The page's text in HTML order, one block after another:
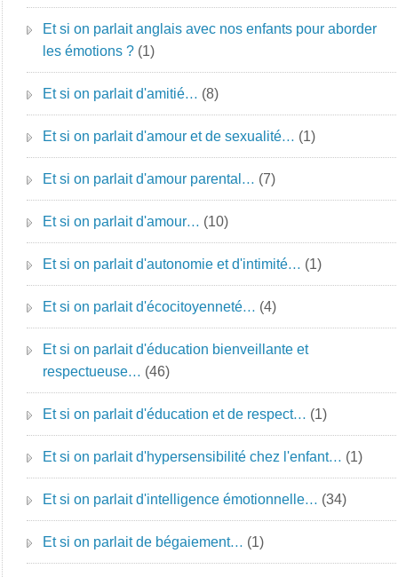
Et si on parlait anglais avec nos enfants pour aborder
les émotions ? (1)
Et si on parlait d'amitié… (8)
Et si on parlait d'amour et de sexualité… (1)
Et si on parlait d'amour parental… (7)
Et si on parlait d'amour… (10)
Et si on parlait d'autonomie et d'intimité… (1)
Et si on parlait d'écocitoyenneté… (4)
Et si on parlait d'éducation bienveillante et
respectueuse… (46)
Et si on parlait d'éducation et de respect… (1)
Et si on parlait d'hypersensibilité chez l'enfant… (1)
Et si on parlait d'intelligence émotionnelle… (34)
Et si on parlait de bégaiement… (1)